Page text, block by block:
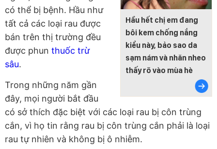
Hầu hết chị em đang
bôi kem chống nắng
kiểu này, bảo sao da
sạm nám và nhăn nheo
thấy rõ vào mùa hè
có thể bị bệnh. Hầu như
tất cả các loại rau được
bán trên thị trường đều
được phun thuốc trừ
sâu.
Trong những năm gần
đây, mọi người bắt đầu
có sở thích đặc biệt với các loại rau bị côn trùng
cắn, vì họ tin rằng rau bị côn trùng cắn phải là loại
rau tự nhiên và không bị ô nhiễm.